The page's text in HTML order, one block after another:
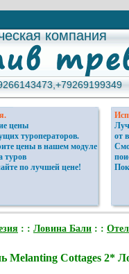
компания
компания
цены
туроператоров.
цены в нашем модуле
туров
по лучшей цене!
от
: : Ловина Бали : :
Melanting Cottages 2*